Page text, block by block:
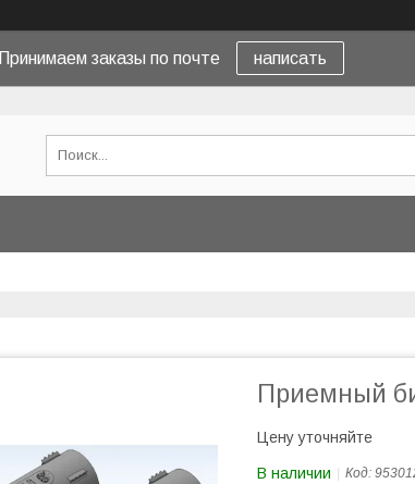
Принимаем заказы по почте написать
Приемный
Цену уточняйте
В наличии Код: